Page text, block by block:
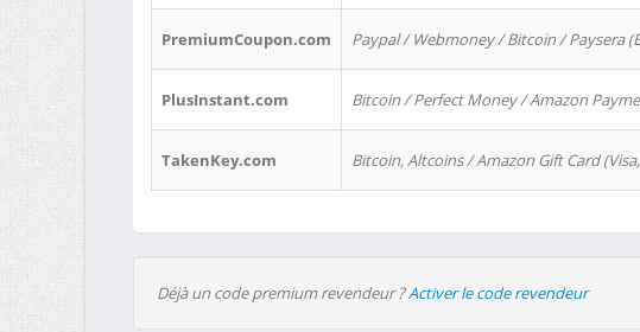
PremiumCoupon.com Paypal / Webmoney / Bitcoin / Paysera
PlusInstant.com Bitcoin / Perfect Money / Amazon
TakenKey.com Bitcoin, Altcoins / Amazon Gift Card
Déjà un code premium revendeur ?Activer le code revendeur